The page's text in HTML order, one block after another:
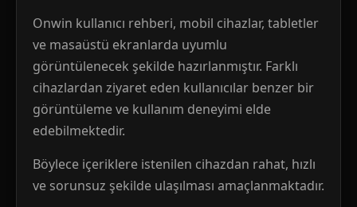
Onwin kullanıcı rehberi, mobil cihazlar, tabletler
ve masaüstü ekranlarda uyumlu
görüntülenecek şekilde hazırlanmıştır. Farklı
cihazlardan ziyaret eden kullanıcılar benzer bir
görüntüleme ve kullanım deneyimi elde
edebilmektedir.
Böylece içeriklere istenilen cihazdan rahat, hızlı
ve sorunsuz şekilde ulaşılması amaçlanmaktadır.